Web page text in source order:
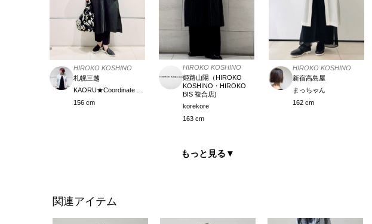
HIROKO KOSHINO
札幌三越
156 cm
HIROKO KOSHINO
姫路山陽（HIROKO
KOSHINO・HIROKO
BIS 複合店)
korekore
163 cm
HIROKO KOSHINO
新宿高島屋
まっちゃん
162 cm
もっと見る ▼
関連アイテム